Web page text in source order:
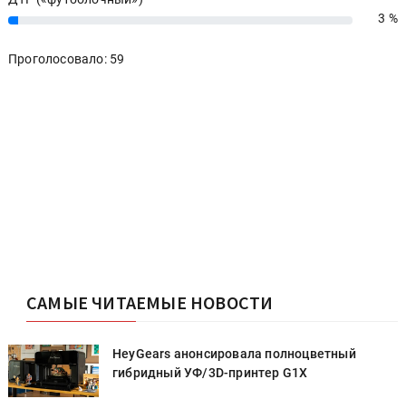
3% 3 %
Проголосовало: 59
САМЫЕ ЧИТАЕМЫЕ НОВОСТИ
HeyGears анонсировала полноцветный
гибридный УФ/3D-принтер G1X